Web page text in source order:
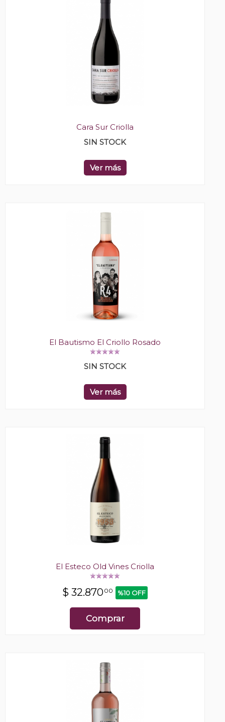
Cara Sur Criolla
SIN STOCK
Ver más
El Bautismo El Criollo Rosado
SIN STOCK
Ver más
El Esteco Old Vines Criolla
$ 32.87000 %10 OFF
Comprar